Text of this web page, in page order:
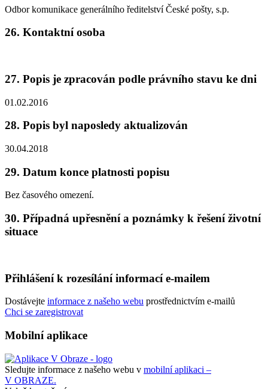
Odbor komunikace generálního ředitelství České pošty, s.p.
26. Kontaktní osoba
27. Popis je zpracován podle právního stavu ke dni
01.02.2016
28. Popis byl naposledy aktualizován
30.04.2018
29. Datum konce platnosti popisu
Bez časového omezení.
30. Případná upřesnění a poznámky k řešení životní
situace
Přihlášení k rozesílání informací e-mailem
Dostávejte informace z našeho webu prostřednictvím e-mailů
Chci se zaregistrovat
Mobilní aplikace
Sledujte informace z našeho webu v mobilní aplikaci –
V OBRAZE.